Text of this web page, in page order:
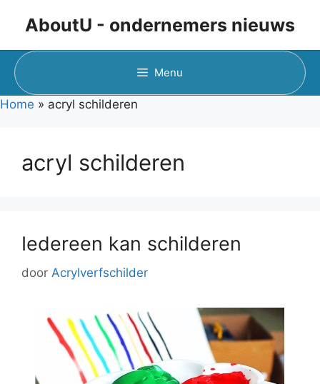
inhoud
AboutU - ondernemers nieuws
Menu
Home » acryl schilderen
acryl schilderen
Iedereen kan schilderen
door Acrylverfschilder